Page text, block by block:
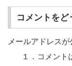
コメントをど
メールアドレスが
１．コメント